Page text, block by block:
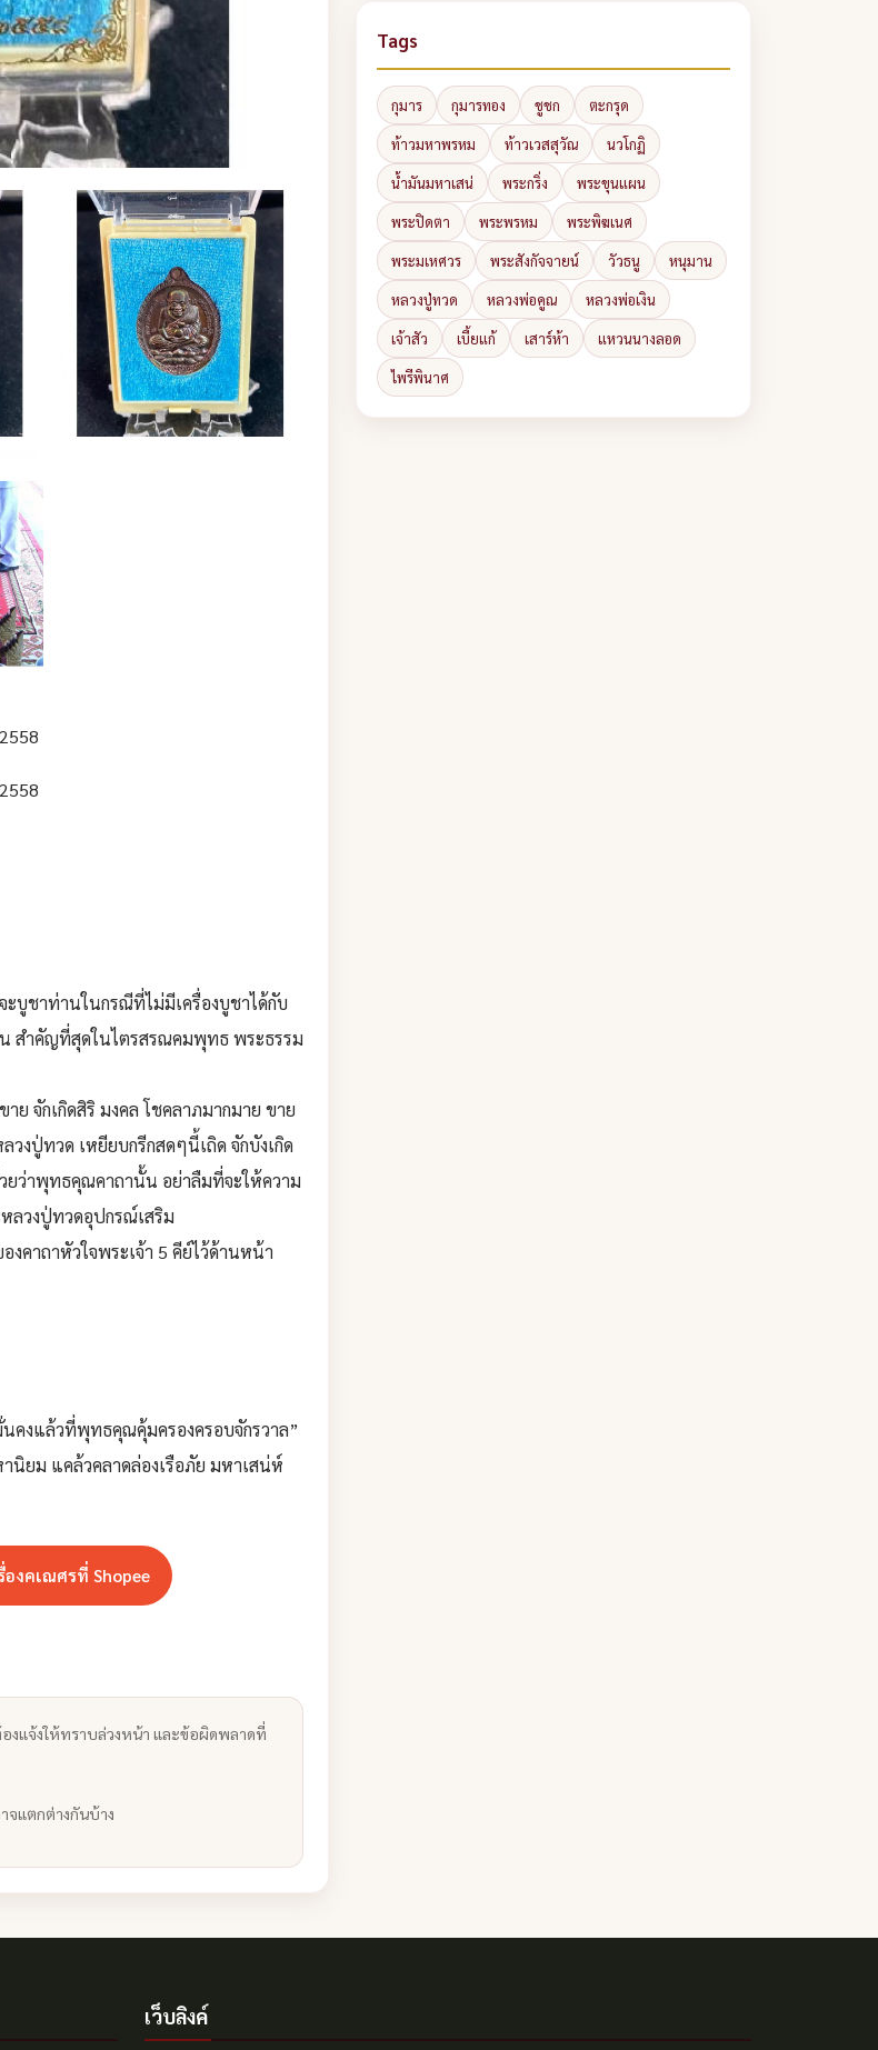
บูชาท่านในกรณีที่ไม่มีเครื่องบูชาได้กับ
สำคัญที่สุดในไตรสรณคมพุทธ พระธรรม
ย จักเกิดสิริ มงคล โชคลาภมากมาย ขาย
งปู่ทวด เหยียบกรีกสดๆนี้เถิด จักบังเกิด
ยว่าพุทธคุณคาถานั้น อย่าลืมที่จะให้ความ
ลวงปู่ทวดอุปกรณ์เสริม
คาถาหัวใจพระเจ้า 5 คีย์ไว้ด้านหน้า
คงแล้วที่พุทธคุณคุ้มครองครอบจักรวาล”
ยม แคล้วคลาดล่องเรือภัย มหาเสน่ห์
องคเณศรที่ Shopee
งแจ้งให้ทราบล่วงหน้า และข้อผิดพลาดที่
จแตกต่างกันบ้าง
Tags
กุมาร กุมารทอง ชูชก ตะกรุด
ท้าวมหาพรหม ท้าวเวสสุวัณ นวโกฏิ
น้ำมันมหาเสน่ พระกริ่ง พระขุนแผน
พระปิดตา พระพรหม พระพิฆเนศ
พระมเหศวร พระสังกัจจายน์ วัวธนู หนุมาน
หลวงปู่ทวด หลวงพ่อคูณ หลวงพ่อเงิน
เจ้าสัว เบี้ยแก้ เสาร์ห้า แหวนนางลอด
ไพรีพินาศ
เว็บลิงค์